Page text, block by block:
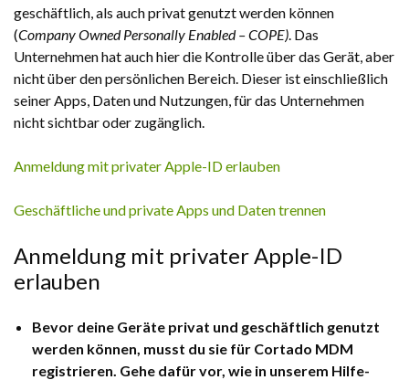
geschäftlich, als auch privat genutzt werden können
(Company Owned Personally Enabled – COPE). Das
Unternehmen hat auch hier die Kontrolle über das Gerät, aber
nicht über den persönlichen Bereich. Dieser ist einschließlich
seiner Apps, Daten und Nutzungen, für das Unternehmen
nicht sichtbar oder zugänglich.
Anmeldung mit privater Apple-ID erlauben
Geschäftliche und private Apps und Daten trennen
Anmeldung mit privater Apple-ID
erlauben
Bevor deine Geräte privat und geschäftlich genutzt
werden können, musst du sie für Cortado MDM
registrieren. Gehe dafür vor, wie in unserem Hilfe-